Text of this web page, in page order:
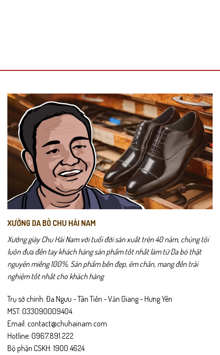
XƯỞNG DA BÒ CHU HẢI NAM
Xưởng giày Chu Hải Nam với tuổi đời sản xuất trên 40 năm, chúng tôi
luôn đưa đến tay khách hàng sản phẩm tốt nhất làm từ Da bò thật
nguyên miếng 100%, Sản phẩm bền đẹp, êm chân, mang đến trải
nghiệm tốt nhất cho khách hàng
Trụ sở chính: Đa Ngưu - Tân Tiến - Văn Giang - Hưng Yên
MST: 033090009404
Email: contact@chuhainam.com
Hotline: 0967.891.222
Bộ phận CSKH: 1900 4624